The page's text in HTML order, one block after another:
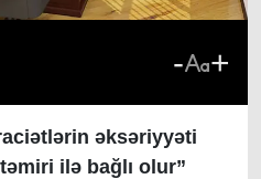
- +
əksəriyyəti
ilə bağlı olur”